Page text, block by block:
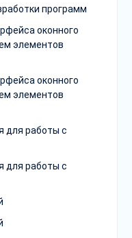
программ
оконного
элементов
оконного
элементов
для работы с
для работы с